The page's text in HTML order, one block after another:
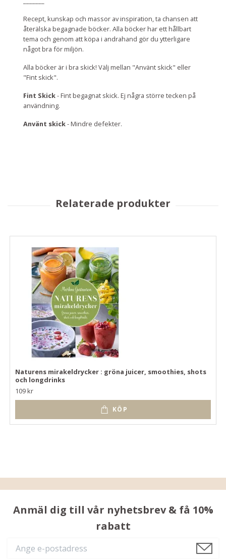
Recept, kunskap och massor av inspiration, ta chansen att
återälska begagnade böcker. Alla böcker har ett hållbart
tema och genom att köpa i andrahand gör du ytterligare
något bra för miljön.
Alla böcker är i bra skick! Välj mellan "Använt skick" eller
"Fint skick".
Fint Skick- Fint begagnat skick. Ej några större tecken på
användning.
Använt skick- Mindre defekter.
Naturens mirakeldrycker : gröna juicer, smoothies, shots
och longdrinks
109 kr
KÖP
Anmäl dig till vår nyhetsbrev & få 10%
rabatt